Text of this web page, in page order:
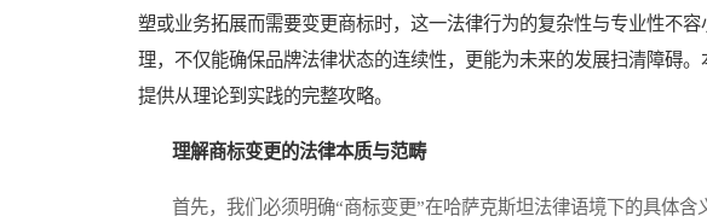
塑或业务拓展而需要变更商标时，这一法律行为的复杂性与专业性不
理，不仅能确保品牌法律状态的连续性，更能为未来的发展扫清障碍
提供从理论到实践的完整攻略。
理解商标变更的法律本质与范畴
首先，我们必须明确“商标变更”在哈萨克斯坦法律语境下的具体含